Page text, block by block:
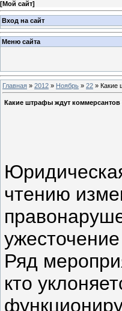
[Мой сайт]
Вход на сайт
Меню сайта
Главная » 2012 » Ноябрь » 22 » Какие
Какие штрафы ждут коммерсантов
чтению
Ряд
кто